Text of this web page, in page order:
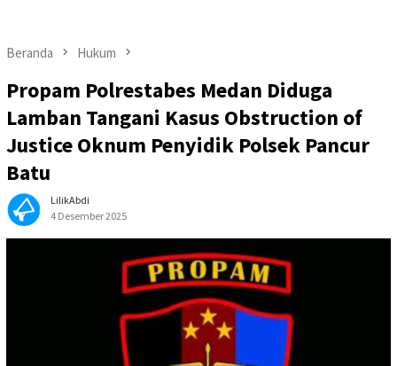
Beranda Hukum
Propam Polrestabes Medan Diduga
Lamban Tangani Kasus Obstruction of
Justice Oknum Penyidik Polsek Pancur
Batu
LilikAbdi
4 Desember 2025